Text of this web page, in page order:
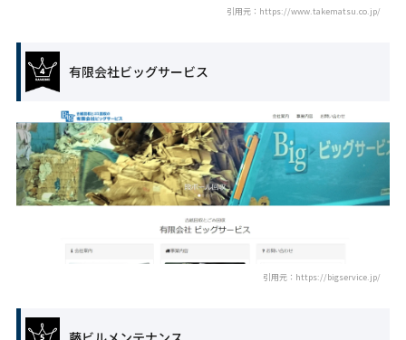
引用元：https://www.takematsu.co.jp/
有限会社ビッグサービス
引用元：https://bigservice.jp/